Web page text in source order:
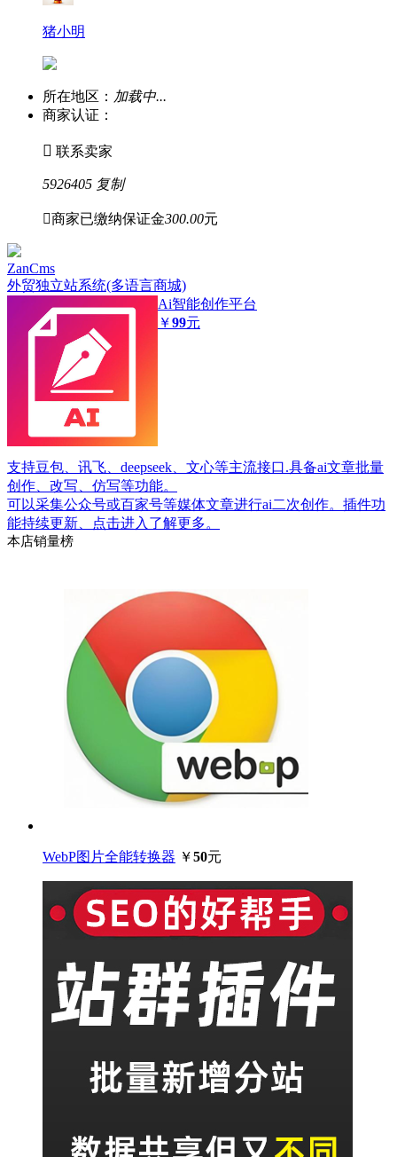
猪小明
所在地区： 加载中...
商家认证：
 联系卖家
5926405 复制
商家已缴纳保证金300.00元
ZanCms
外贸独立站系统(多语言商城)
Ai智能创作平台
￥99元
支持豆包、讯飞、deepseek、文心等主流接口.具备ai文章批量
创作、改写、仿写等功能。
可以采集公众号或百家号等媒体文章进行ai二次创作。插件功
能持续更新、点击进入了解更多。
本店销量榜
WebP图片全能转换器 ￥50元